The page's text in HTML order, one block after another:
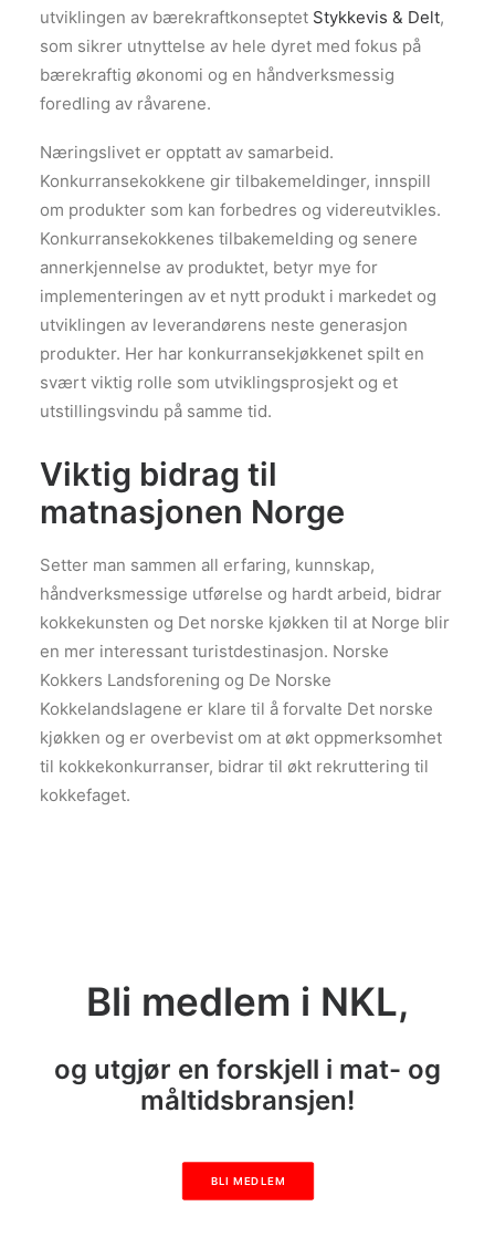
utviklingen av bærekraftkonseptet Stykkevis & Delt,
som sikrer utnyttelse av hele dyret med fokus på
bærekraftig økonomi og en håndverksmessig
foredling av råvarene.
Næringslivet er opptatt av samarbeid.
Konkurransekokkene gir tilbakemeldinger, innspill
om produkter som kan forbedres og videreutvikles.
Konkurransekokkenes tilbakemelding og senere
annerkjennelse av produktet, betyr mye for
implementeringen av et nytt produkt i markedet og
utviklingen av leverandørens neste generasjon
produkter. Her har konkurransekjøkkenet spilt en
svært viktig rolle som utviklingsprosjekt og et
utstillingsvindu på samme tid.
Viktig bidrag til
matnasjonen Norge
Setter man sammen all erfaring, kunnskap,
håndverksmessige utførelse og hardt arbeid, bidrar
kokkekunsten og Det norske kjøkken til at Norge blir
en mer interessant turistdestinasjon. Norske
Kokkers Landsforening og De Norske
Kokkelandslagene er klare til å forvalte Det norske
kjøkken og er overbevist om at økt oppmerksomhet
til kokkekonkurranser, bidrar til økt rekruttering til
kokkefaget.
Bli medlem i NKL,
og utgjør en forskjell i mat- og
måltidsbransjen!
BLI MEDLEM